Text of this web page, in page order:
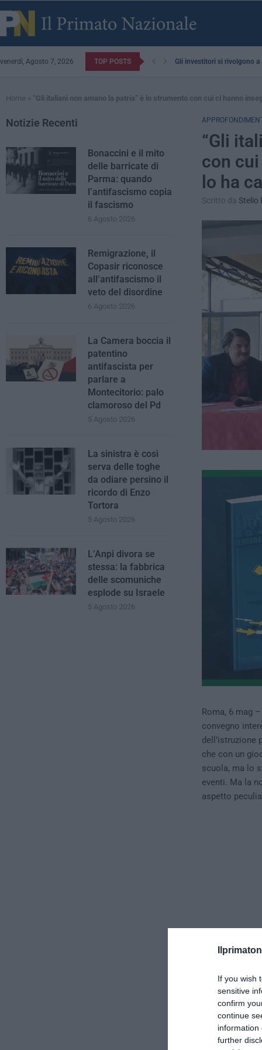
If you wish
sensitive
confirm
continue
information
further
venerdì, Agosto 7, 2026 TOP POSTS Gli investitori si rivolgono a
Home » “Gli italiani non amano la patria” è lo strumento con cui ci hanno
“Gli
con cui
lo ha
Scritto da Stelio
Roma, 6 mag –
convegno
dell’istruzione
che con un
scuola, ma lo
eventi. Ma la
aspetto
Italiani,
Il post che
intendiamo
Notizie Recenti
Bonaccini e il mito
delle barricate di
Parma: quando
l’antifascismo copia
il fascismo
6 Agosto 2026
Remigrazione, il
Copasir riconosce
all’antifascismo il
veto del disordine
6 Agosto 2026
La Camera boccia il
patentino
antifascista per
parlare a
Montecitorio: palo
clamoroso del Pd
5 Agosto 2026
La sinistra è così
serva delle toghe
da odiare persino il
ricordo di Enzo
Tortora
5 Agosto 2026
L’Anpi divora se
stessa: la fabbrica
delle scomuniche
esplode su Israele
5 Agosto 2026